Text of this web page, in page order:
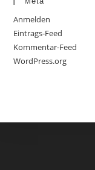
Anmelden
Eintrags-Feed
Kommentar-Feed
WordPress.org